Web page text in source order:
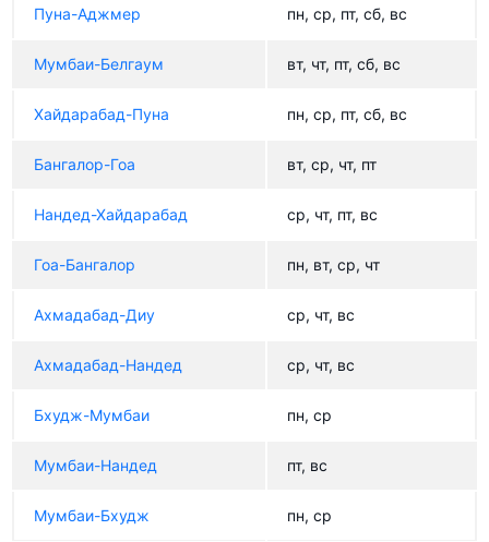
Пуна-Аджмер пн, ср, пт, сб, вс
Мумбаи-Белгаум вт, чт, пт, сб, вс
Хайдарабад-Пуна пн, ср, пт, сб, вс
Бангалор-Гоа вт, ср, чт, пт
Нандед-Хайдарабад ср, чт, пт, вс
Гоа-Бангалор пн, вт, ср, чт
Ахмадабад-Диу ср, чт, вс
Ахмадабад-Нандед ср, чт, вс
Бхудж-Мумбаи пн, ср
Мумбаи-Нандед пт, вс
Мумбаи-Бхудж пн, ср